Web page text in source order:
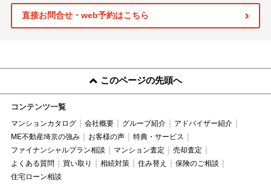
直接お問合せ・web予約はこちら
このページの先頭へ
コンテンツ一覧
マンションカタログ 会社概要 グループ紹介
アドバイザー紹介
ME不動産埼京の強み
お客様の声
特典・サービス
ファイナンシャルプラン相談
マンション査定
売却査定
よくある質問
買い取り 相続対策 住み替え
保険のご相談
住宅ローン相談